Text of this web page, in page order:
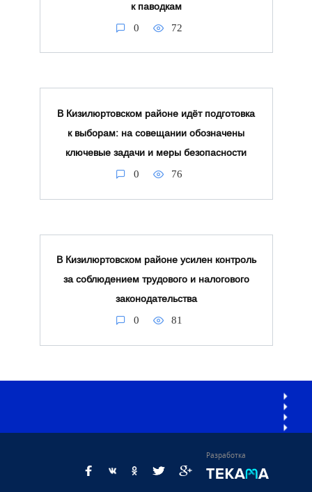
к паводкам
0 72
В Кизилюртовском районе идёт подготовка
к выборам: на совещании обозначены
ключевые задачи и меры безопасности
0 76
В Кизилюртовском районе усилен контроль
за соблюдением трудового и налогового
законодательства
0 81
Разработка